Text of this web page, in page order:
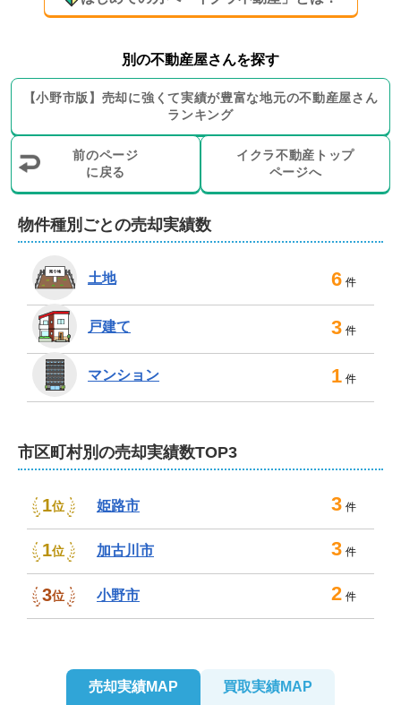
別の不動産屋さんを探す
【小野市版】 売却に強くて実績が豊富な地元の不動産屋さん
ランキング
前のページ
に戻る
イクラ不動産トップ
ページへ
弊社では、仲介以外に買取やリースバックのお取り扱い
住み続けたい方、周囲に知られずに売却したい方も安心
してご相談ください。
また、通常の居住用物件だけでなく、田んぼなどの農地
や山林、市街化調整区域の物件売却もご相談可能です。
売却に伴うリフォームや解体工事、土地の測量、引越し
業者や不用品処分業者のご紹介もいたしております。
過去には、他社で約半年間売却できなかった物件を早期
います。どのような物件でも親身になってご対応いたし
ますので、不動産のお困りごとは何でもご相談くださ
い。
不動産売却は、株式会社ランドアークハウジン
グにお任せください！
ります。相続や離婚による売却、任意売却などの専門知
空き家の売却も弊社の得意分野です。
査定やご相談は無料。もちろん秘密厳守です。店舗には
でのご送迎も可能です。遠方にお住まいなどでご来店が
誠意ある対応を心がけ、売主様にご満足いただけるまで
物件種別ごとの売却実績数
土地 6 件
戸建て 3 件
マンション 1 件
市区町村別の売却実績数TOP3
1位 姫路市 3 件
1位 加古川市 3 件
3位 小野市 2 件
売却実績MAP 買取実績MAP